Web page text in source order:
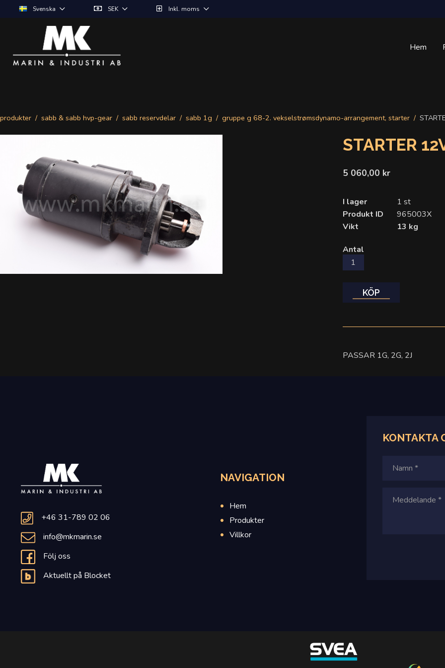
Svenska SEK Inkl. moms
Hem
produkter sabb & sabb hvp-gear sabb reservdelar sabb 1g gruppe g 68-2. vekselstrømsdynamo-arrangement, starter
STARTER
5 060,00 kr
I lager
1 st
Produkt ID
965003X
Vikt
13 kg
Antal
KÖP
PASSAR 1G, 2G, 2J
+46 31-789 02 06
info@mkmarin.se
Följ oss
Aktuellt på Blocket
NAVIGATION
Hem
Produkter
Villkor
KONTAKTA